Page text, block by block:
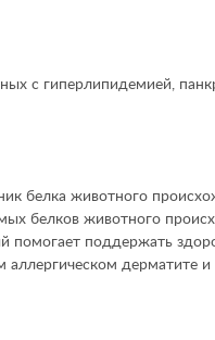
с гиперлипидемией,
белка животного
белков животного
поддержать
дерматите